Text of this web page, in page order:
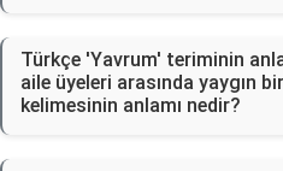
Türkçe 'Yavrum' teriminin
aile üyeleri arasında yaygın
kelimesinin anlamı nedir?